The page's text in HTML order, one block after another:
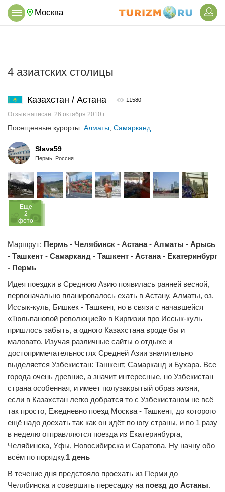
Москва
4 азиатских столицы
Казахстан / Астана 11580
Отзыв написан: 26 октября 2010 г.
Посещенные курорты: Алматы Самарканд
Slava59
Пермь. Россия
Eще
2
фото
Маршрут: Пермь - Челябинск - Астана - Алматы - Арысь
- Ташкент - Самарканд - Ташкент - Астана - Екатеринбург
- Пермь
Идея поездки в Среднюю Азию появилась ранней весной,
первоначально планировалось ехать в Астану, Алматы, оз.
Иссык-куль, Бишкек - Ташкент, но в связи с начавшейся
«Тюльпановой революцией» в Киргизии про Иссык-куль
пришлось забыть, а одного Казахстана вроде бы и
маловато. Изучая различные сайты о отдыхе и
достопримечательностях Средней Азии значительно
выделяется Узбекистан: Ташкент, Самарканд и Бухара. Все
города очень древние, а значит интересные, но Узбекистан
страна особенная, и имеет полузакрытый образ жизни,
если в Казахстан легко добратся то с Узбекистаном не всё
так просто, Ежедневно поезд Москва - Ташкент, до которого
ещё надо доехать так как он идёт по югу страны, и по 1 разу
в неделю отправляются поезда из Екатеринбурга,
Челябинска, Уфы, Новосибирска и Саратова. Ну начну обо
всём по порядку.1 день
В течение дня предстояло проехать из Перми до
Челябинска и совершить пересадку на поезд до Астаны.